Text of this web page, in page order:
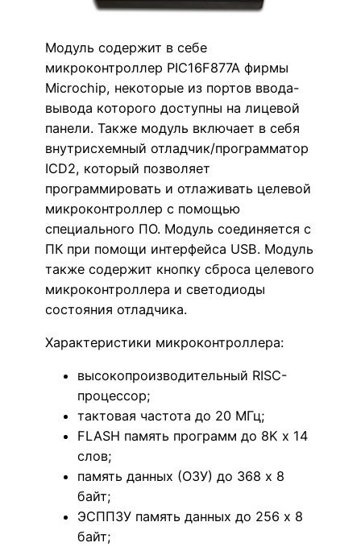
Модуль содержит в себе
микроконтроллер PIC16F877A фирмы
Microchip, некоторые из портов ввода-
вывода которого доступны на лицевой
панели. Также модуль включает в себя
внутрисхемный отладчик/программатор
ICD2, который позволяет
программировать и отлаживать целевой
микроконтроллер с помощью
специального ПО. Модуль соединяется с
ПК при помощи интерфейса USB. Модуль
также содержит кнопку сброса целевого
микроконтроллера и светодиоды
состояния отладчика.
Характеристики микроконтроллера:
высокопроизводительный RISC-
процессор;
тактовая частота до 20 МГц;
FLASH память программ до 8K x 14
слов;
память данных (ОЗУ) до 368 x 8
байт;
ЭСППЗУ память данных до 256 x 8
байт;